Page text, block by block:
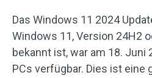
Das Windows 11 2024
Windows 11, Version 24H2
bekannt ist, war am 18. Juni
PCs verfügbar. Dies ist eine